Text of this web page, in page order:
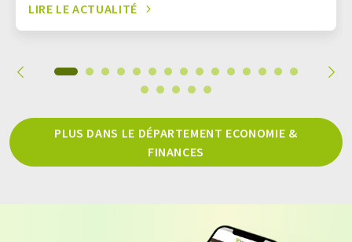
LIRE LE ACTUALITÉ
PLUS DANS LE DÉPARTEMENT ECONOMIE &
FINANCES